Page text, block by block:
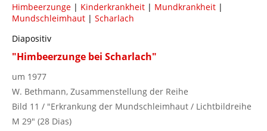
Himbeerzunge | Kinderkrankheit | Mundkrankheit |
Mundschleimhaut | Scharlach
Diapositiv
"Himbeerzunge bei Scharlach"
um 1977
W. Bethmann, Zusammenstellung der Reihe
Bild 11 / "Erkrankung der Mundschleimhaut / Lichtbildreihe
M 29" (28 Dias)